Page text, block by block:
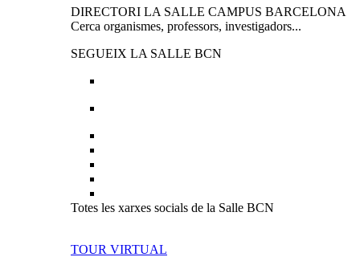
DIRECTORI LA SALLE CAMPUS BARCELONA
Cerca organismes, professors, investigadors...
SEGUEIX LA SALLE BCN
Totes les xarxes socials de la Salle BCN
TOUR VIRTUAL